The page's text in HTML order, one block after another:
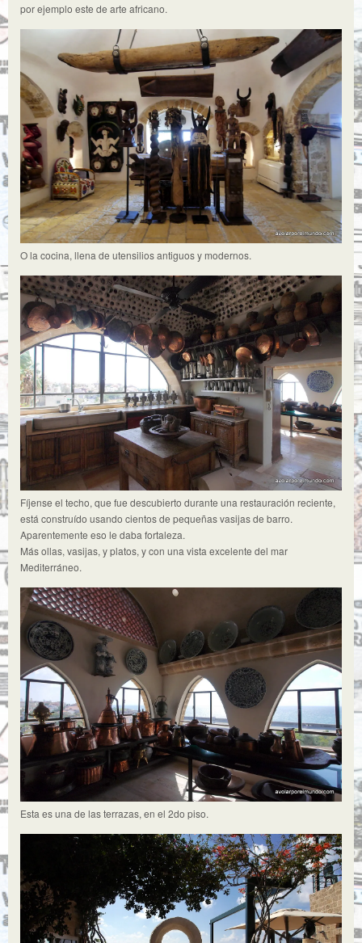
por ejemplo este de arte africano.
O la cocina, llena de utensilios antiguos y modernos.
Fíjense el techo, que fue descubierto durante una restauración reciente,
está construído usando cientos de pequeñas vasijas de barro.
Aparentemente eso le daba fortaleza.
Más ollas, vasijas, y platos, y con una vista excelente del mar
Mediterráneo.
Esta es una de las terrazas, en el 2do piso.